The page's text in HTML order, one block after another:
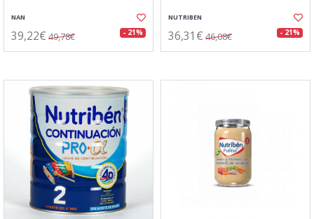
NAN
39,22€ 49,78€ - 21%
NUTRIBEN
36,31€ 46,08€ - 21%